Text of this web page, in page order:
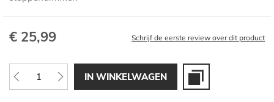
€ 25,99 Schrijf de eerste review over dit product
IN WINKELWAGEN